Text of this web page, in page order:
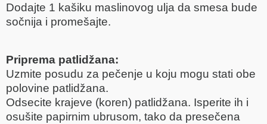
Dodajte 1 kašiku maslinovog ulja da smesa bude
sočnija i promešajte.
Priprema patlidžana:
Uzmite posudu za pečenje u koju mogu stati obe
polovine patlidžana.
Odsecite krajeve (koren) patlidžana. Isperite ih i
osušite papirnim ubrusom, tako da presečena